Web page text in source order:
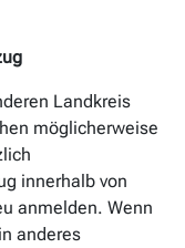
Landkreis
möglicherweise
innerhalb von
anmelden. Wenn
anderes